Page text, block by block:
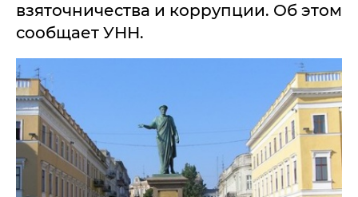
взяточничества и коррупции. Об этом
сообщает УНН.